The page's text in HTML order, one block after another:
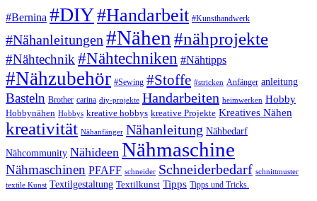
#Bernina #DIY#Handarbeit #Kunsthandwerk
#Nähanleitungen#Nähen#nähprojekte
#Nähtechnik #Nähtechniken #Nähtipps
#Nähzubehör #Sewing #Stoffe #stricken Anfänger anleitung
Basteln Brother carina diy-projekte Handarbeiten heimwerken Hobby
Hobbynähen Hobbys kreative hobbys kreative Projekte Kreatives Nähen
kreativität Nähanfänger Nähanleitung Nähbedarf
Nähcommunity Nähideen Nähmaschine
Nähmaschinen PFAFF schneider Schneiderbedarf schnittmuster
textile Kunst Textilgestaltung Textilkunst Tipps Tipps und Tricks.